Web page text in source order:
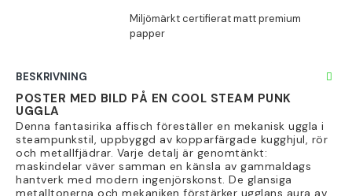
BESKRIVNING
POSTER MED BILD PÅ EN COOL STEAM PUNK
UGGLA
Denna fantasirika affisch föreställer en mekanisk uggla i
steampunkstil, uppbyggd av kopparfärgade kugghjul, rör
och metallfjädrar. Varje detalj är genomtänkt:
maskindelar väver samman en känsla av gammaldags
hantverk med modern ingenjörskonst. De glansiga
metalltonerna och mekaniken förstärker ugglans aura av